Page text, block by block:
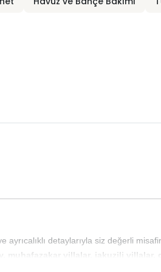
detaylarıyla siz değerli
muhafazakar villalar, jakuzili villalar,